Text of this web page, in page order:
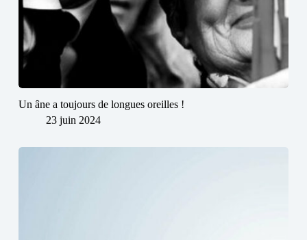
Un âne a toujours de longues oreilles !
23 juin 2024